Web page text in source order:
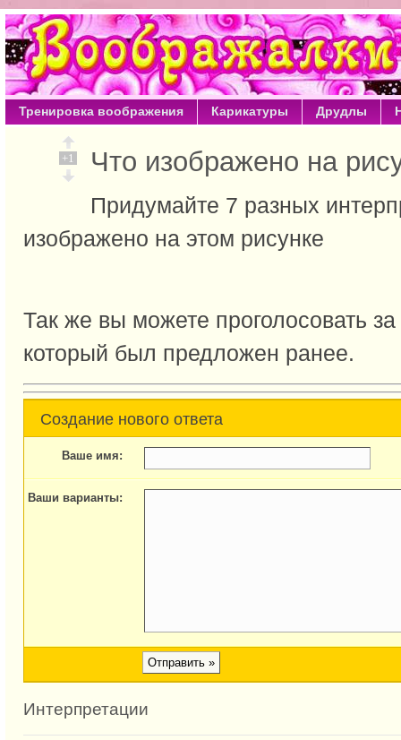
Тренировка воображения Карикатуры Друдлы
+1 Что изображено на
Придумайте 7 разных
изображено на этом рисунке
Так же вы можете проголосовать
который был предложен ранее.
Создание нового ответа
Ваше имя:
Ваши варианты:
Интерпретации